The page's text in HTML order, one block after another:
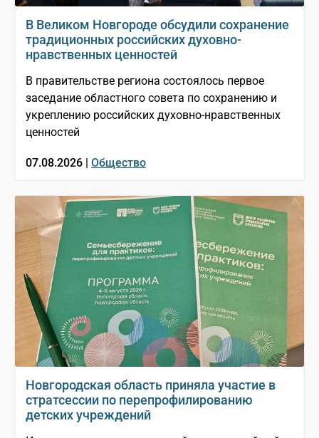
В Великом Новгороде обсудили сохранение
традиционных российских духовно-
нравственных ценностей
В правительстве региона состоялось первое
заседание областного совета по сохранению и
укреплению российских духовно-нравственных
ценностей
07.08.2026 | Общество
Новгородская область приняла участие в
стратсессии по перепрофилированию
детских учреждений